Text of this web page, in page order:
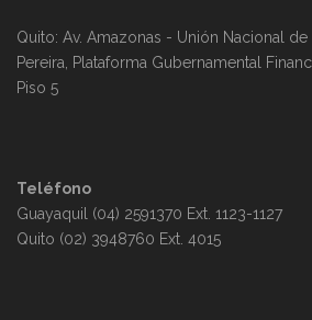
Quito: Av. Amazonas - Unión Nacional
Pereira, Plataforma Gubernamental
Piso 5
Teléfono
Guayaquil (04) 2591370 Ext. 1123-1127
Quito (02) 3948760 Ext. 4015